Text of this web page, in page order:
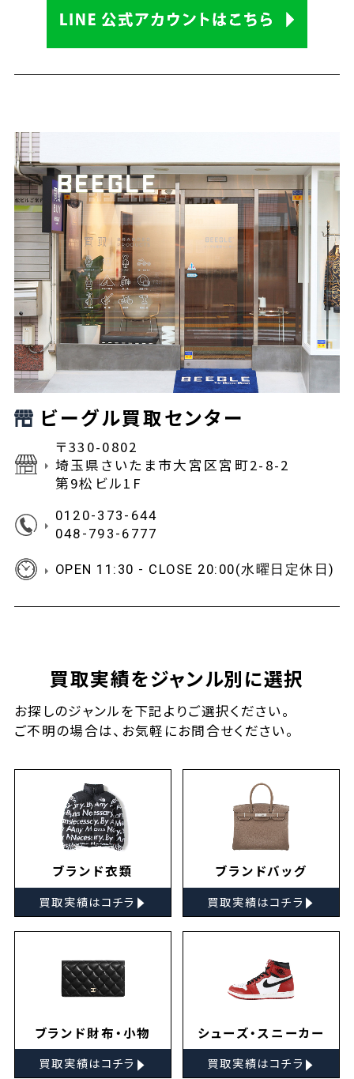
ビーグル買取センター
〒330-0802
埼玉県さいたま市大宮区宮町2-8-2
第9松ビル1F
0120-373-644
048-793-6777
OPEN 11:30 - CLOSE 20:00(水曜日定休日)
買取実績をジャンル別に選択
お探しのジャンルを下記よりご選択ください。
ご不明の場合は、お気軽にお問合せください。
ブランド衣類
買取実績はコチラ ▸
ブランドバッグ
買取実績はコチラ ▸
ブランド財布・小物
買取実績はコチラ ▸
シューズ・スニーカー
買取実績はコチラ ▸